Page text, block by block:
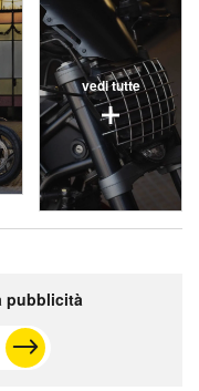
vedi tutte
pubblicità